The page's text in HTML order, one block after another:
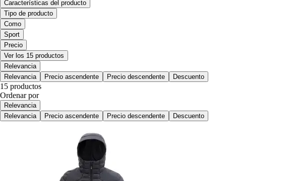
Características del producto
Tipo de producto
Como
Sport
Precio
Ver los 15 productos
Relevancia
Relevancia
Precio ascendente Precio descendente Descuento
15 productos
Ordenar por
Relevancia
Relevancia
Precio ascendente Precio descendente Descuento